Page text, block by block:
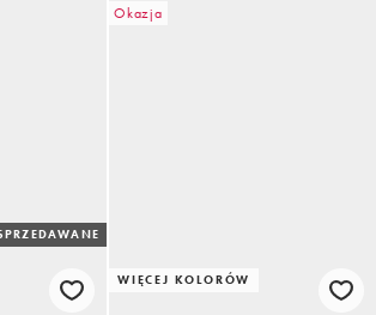
Okazja
WIĘCEJ KOLORÓW